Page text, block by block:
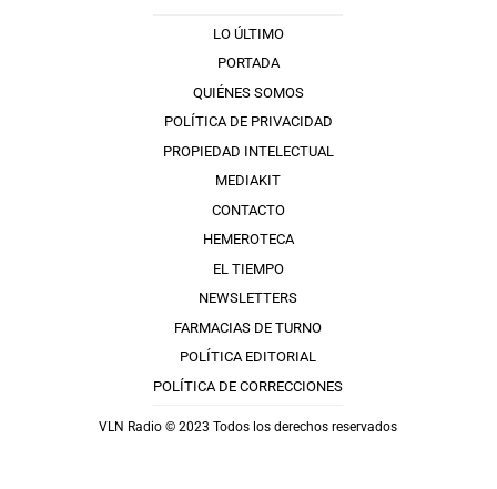
LO ÚLTIMO
PORTADA
QUIÉNES SOMOS
POLÍTICA DE PRIVACIDAD
PROPIEDAD INTELECTUAL
MEDIAKIT
CONTACTO
HEMEROTECA
EL TIEMPO
NEWSLETTERS
FARMACIAS DE TURNO
POLÍTICA EDITORIAL
POLÍTICA DE CORRECCIONES
VLN Radio © 2023 Todos los derechos reservados